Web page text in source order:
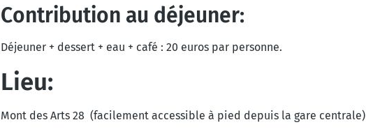
Contribution au déjeuner:
Déjeuner + dessert + eau + café : 20 euros par personne.
Lieu:
Mont des Arts 28 (facilement accessible à pied depuis la gare centrale)